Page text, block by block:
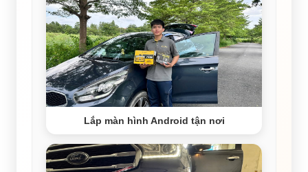
Lắp màn hình Android tận nơi